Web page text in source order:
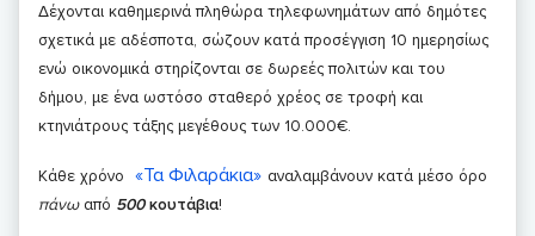
Δέχονται καθημερινά πληθώρα τηλεφωνημάτων από δημότες
σχετικά με αδέσποτα, σώζουν κατά προσέγγιση 10 ημερησίως
ενώ οικονομικά στηρίζονται σε δωρεές πολιτών και του
δήμου, με ένα ωστόσο σταθερό χρέος σε τροφή και
κτηνιάτρους τάξης μεγέθους των 10.000€.
Κάθε χρόνο «Τα Φιλαράκια» αναλαμβάνουν κατά μέσο όρο
πάνω από 500κουτάβια!